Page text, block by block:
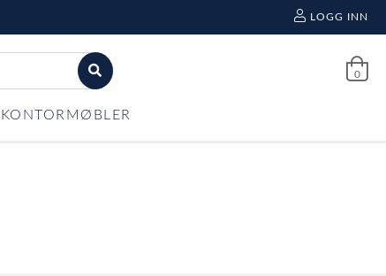
LOGG INN
0
KONTORMØBLER